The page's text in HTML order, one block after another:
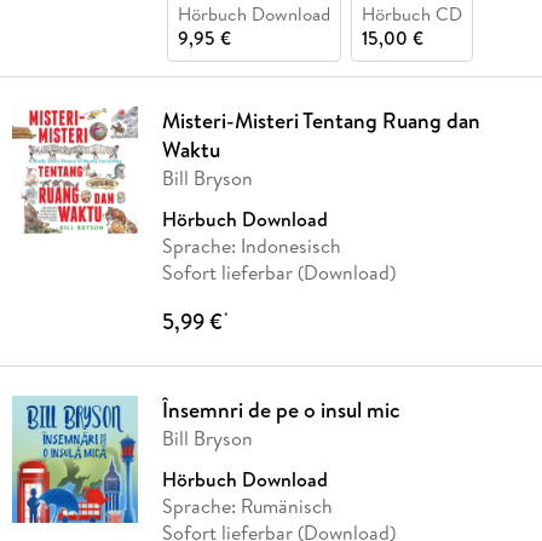
Hörbuch Download
9,95 €
Hörbuch CD
15,00 €
Misteri-Misteri Tentang Ruang dan
Waktu
Bill Bryson
Hörbuch Download
Sprache: Indonesisch
Sofort lieferbar (Download)
5,99 €*
Însemnri de pe o insul mic
Bill Bryson
Hörbuch Download
Sprache: Rumänisch
Sofort lieferbar (Download)